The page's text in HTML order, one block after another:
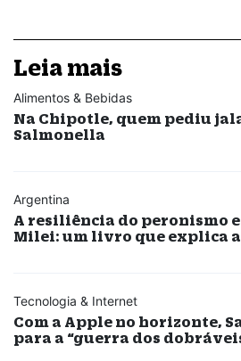
Leia mais
Alimentos & Bebidas
Na Chipotle, quem pediu
Salmonella
Argentina
A resiliência do peronismo
Milei: um livro que explica
Tecnologia & Internet
Com a Apple no horizonte,
para a “guerra dos